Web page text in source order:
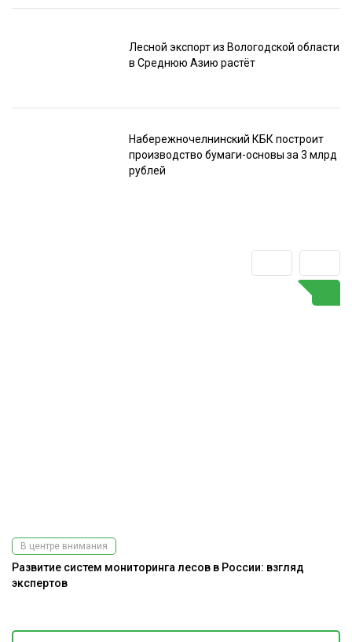
Лесной экспорт из Вологодской области
в Среднюю Азию растёт
Набережночелнинский КБК построит
производство бумаги-основы за 3 млрд
рублей
В центре внимания
Развитие систем мониторинга лесов в России: взгляд
экспертов